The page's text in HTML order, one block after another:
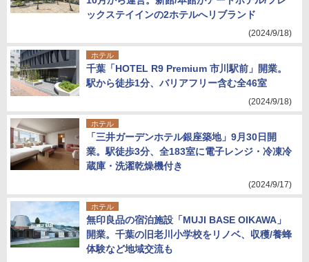
ックステイインの2ホテルへリブランド
(2024/9/18)
ホテル
千葉「HOTEL R9 Premium 市川駅前」開業。
駅から徒歩1分、バリアフリー含む全46室
(2024/9/18)
ホテル
「三井ガーデンホテル銀座築地」9月30日開
業。駅徒歩3分、全183室に電子レンジ・冷凍冷
蔵庫・洗濯乾燥機付き
(2024/9/17)
ホテル
無印良品の宿泊施設「MUJI BASE OIKAWA」
開業。千葉の旧老川小学校をリノベ、収穫/養蜂
体験など地域交流も